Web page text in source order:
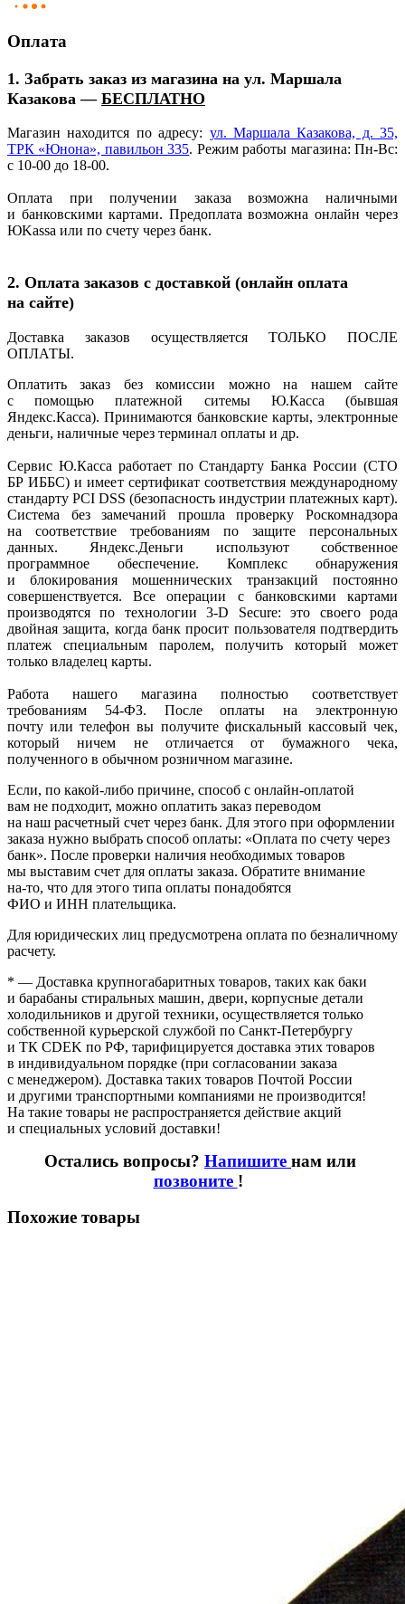
Оплата
1. Забрать заказ из магазина на ул. Маршала
Казакова — БЕСПЛАТНО
Магазин находится по адресу: ул. Маршала Казакова, д. 35,
ТРК «Юнона», павильон 335. Режим работы магазина: Пн-Вс:
с 10-00 до 18-00.
Оплата при получении заказа возможна наличными
и банковскими картами. Предоплата возможна онлайн через
ЮKassa или по счету через банк.
2. Оплата заказов с доставкой (онлайн оплата
на сайте)
Доставка заказов осуществляется ТОЛЬКО ПОСЛЕ
ОПЛАТЫ.
Оплатить заказ без комиссии можно на нашем сайте
с помощью платежной ситемы Ю.Касса
(бывшая
Яндекс.Касса). Принимаются банковские карты, электронные
деньги, наличные через терминал оплаты и др.
Сервис Ю.Касса работает по Стандарту Банка России (СТО
БР ИББС) и имеет сертификат соответствия международному
стандарту PCI DSS (безопасность индустрии платежных карт).
Система без замечаний прошла проверку Роскомнадзора
на соответствие требованиям по защите персональных
данных. Яндекс.Деньги используют собственное
программное обеспечение. Комплекс обнаружения
и блокирования мошеннических транзакций постоянно
совершенствуется. Все операции с банковскими картами
производятся по технологии 3-D Secure: это своего рода
двойная защита, когда банк просит пользователя подтвердить
платеж специальным паролем, получить который может
только владелец карты.
Работа нашего магазина полностью соответствует
требованиям 54-ФЗ. После оплаты на электронную
почту или телефон вы получите фискальный кассовый чек,
который ничем не отличается от бумажного чека,
полученного в обычном розничном магазине.
Если, по какой-либо причине, способ с онлайн-оплатой
вам не подходит, можно оплатить заказ переводом
на наш расчетный счет через банк. Для этого при оформлении
заказа нужно выбрать способ оплаты: «Оплата по счету через
банк». После проверки наличия необходимых товаров
мы выставим счет для оплаты заказа. Обратите внимание
на-то, что для этого типа оплаты понадобятся
ФИО и ИНН плательщика.
Для юридических лиц предусмотрена оплата по безналичному
расчету.
* — Доставка крупногабаритных товаров, таких как баки
и барабаны стиральных машин, двери, корпусные детали
холодильников и другой техники, осуществляется только
собственной курьерской службой по Санкт-Петербургу
и ТК CDEK по РФ, тарифицируется доставка этих товаров
в индивидуальном порядке (при согласовании заказа
с менеджером). Доставка таких товаров Почтой России
и другими транспортными компаниями не производится!
На такие товары не распространяется действие акций
и специальных условий доставки!
Остались вопросы? Напишите нам или
позвоните !
Похожие товары